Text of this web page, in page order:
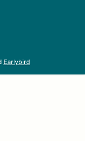
Earlybird